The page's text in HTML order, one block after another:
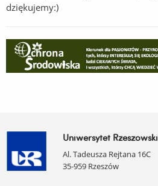
dziękujemy:)
Uniwersytet Rzeszowski
Al. Tadeusza Rejtana 16C
35-959 Rzeszów